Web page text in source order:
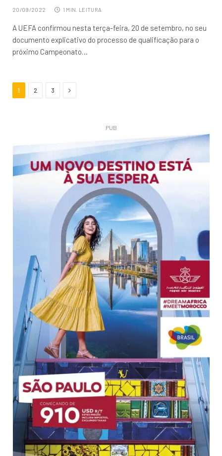
20/09/2022 1 MIN. LEITURA
A UEFA confirmou nesta terça-feira, 20 de setembro, no seu
documento explicativo do processo de qualificação para o
próximo Campeonato…
1 2 3 Próximo
PUB